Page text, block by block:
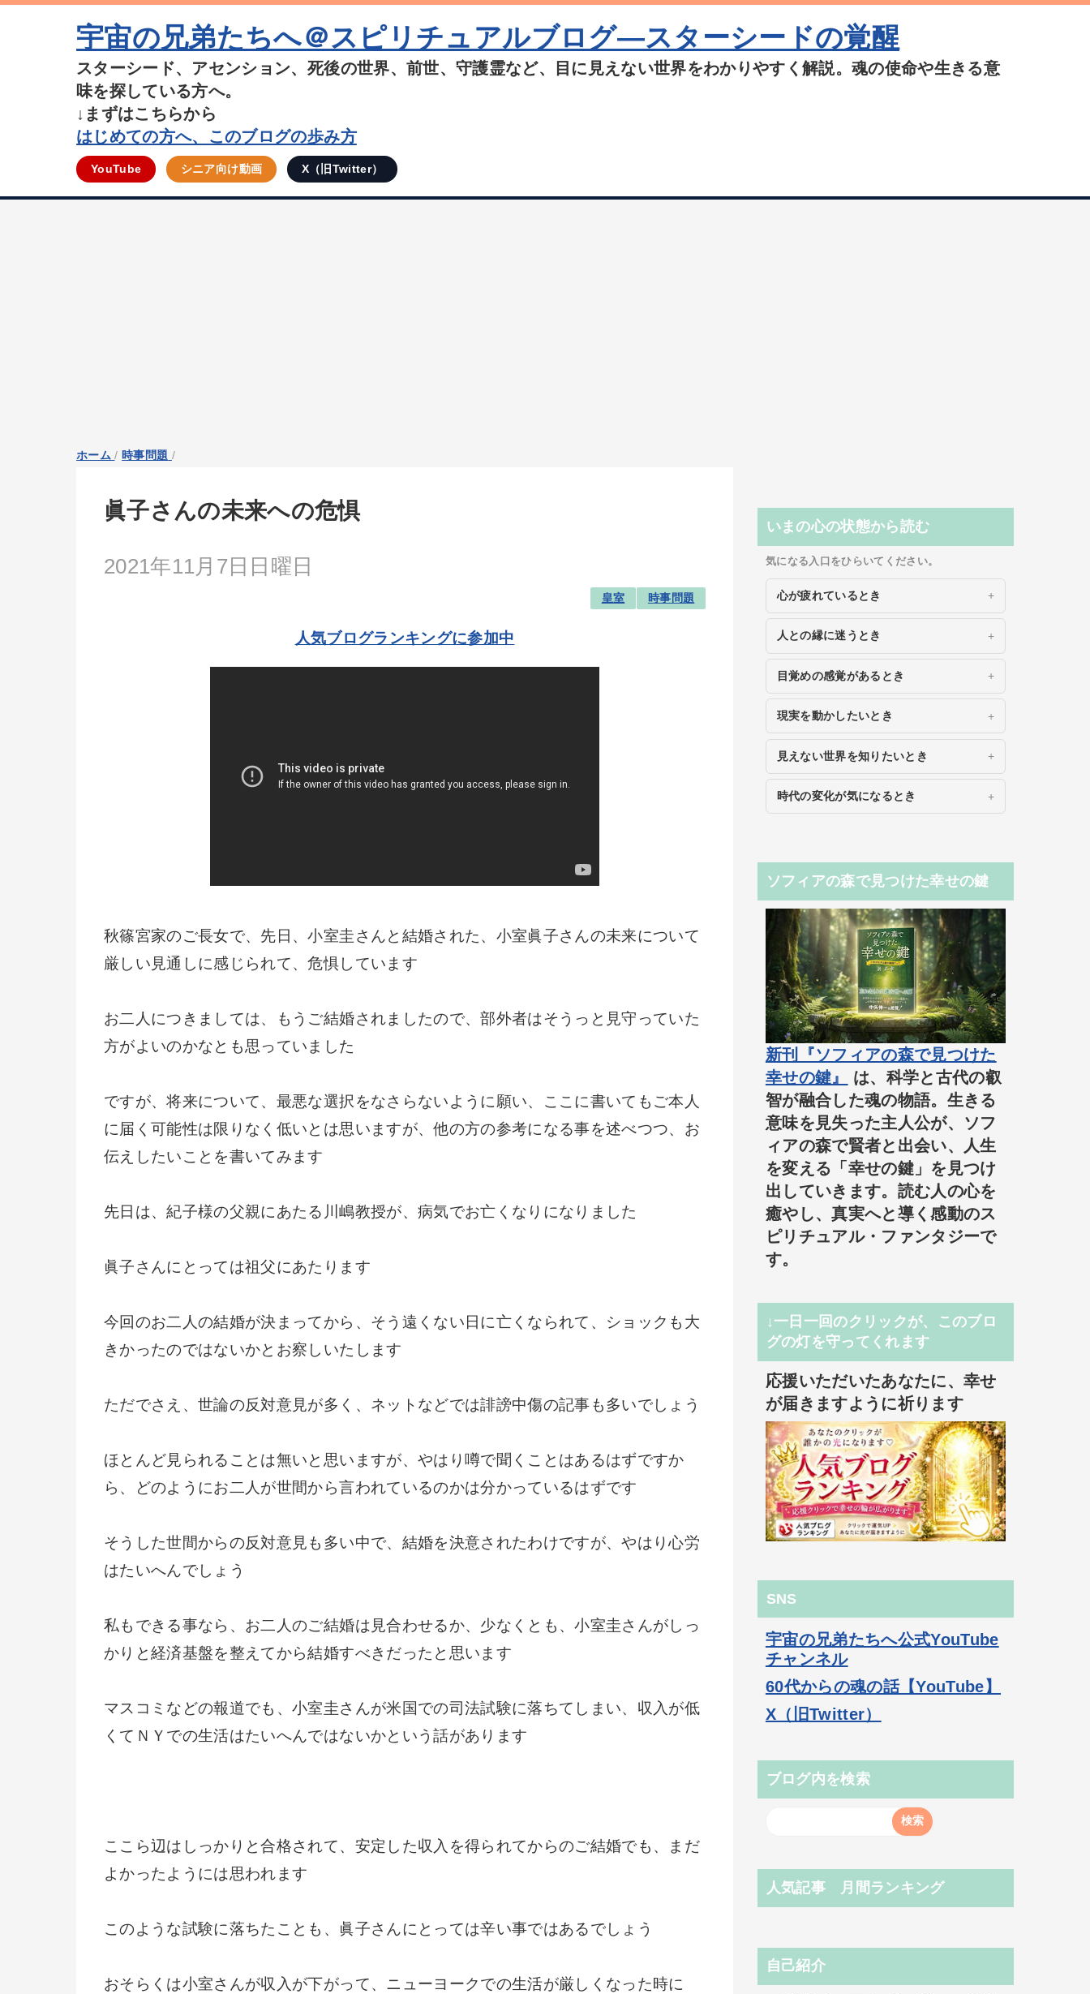
宇宙の兄弟たちへ＠スピリチュアルブログ―スターシードの覚醒
スターシード、アセンション、死後の世界、前世、守護霊など、目に見えない世界をわかりやすく解説。魂の使命や生きる意
味を探している方へ。
↓まずはこちらから
はじめての方へ、このブログの歩み方
YouTube シニア向け動画 X（旧Twitter）
ホーム / 時事問題 /
眞子さんの未来への危惧
2021年11月7日日曜日
皇室 時事問題
人気ブログランキングに参加中
秋篠宮家のご長女で、先日、小室圭さんと結婚された、小室眞子さんの未来について
厳しい見通しに感じられて、危惧しています
お二人につきましては、もうご結婚されましたので、部外者はそうっと見守っていた
方がよいのかなとも思っていました
ですが、将来について、最悪な選択をなさらないように願い、ここに書いてもご本人
に届く可能性は限りなく低いとは思いますが、他の方の参考になる事を述べつつ、お
伝えしたいことを書いてみます
先日は、紀子様の父親にあたる川嶋教授が、病気でお亡くなりになりました
眞子さんにとっては祖父にあたります
今回のお二人の結婚が決まってから、そう遠くない日に亡くなられて、ショックも大
きかったのではないかとお察しいたします
ただでさえ、世論の反対意見が多く、ネットなどでは誹謗中傷の記事も多いでしょう
ほとんど見られることは無いと思いますが、やはり噂で聞くことはあるはずですか
ら、どのようにお二人が世間から言われているのかは分かっているはずです
そうした世間からの反対意見も多い中で、結婚を決意されたわけですが、やはり心労
はたいへんでしょう
私もできる事なら、お二人のご結婚は見合わせるか、少なくとも、小室圭さんがしっ
かりと経済基盤を整えてから結婚すべきだったと思います
マスコミなどの報道でも、小室圭さんが米国での司法試験に落ちてしまい、収入が低
くてＮＹでの生活はたいへんではないかという話があります
ここら辺はしっかりと合格されて、安定した収入を得られてからのご結婚でも、まだ
よかったようには思われます
このような試験に落ちたことも、眞子さんにとっては辛い事ではあるでしょう
おそらくは小室さんが収入が下がって、ニューヨークでの生活が厳しくなった時に
いまの心の状態から読む
気になる入口をひらいてください。
心が疲れているとき
人との縁に迷うとき
目覚めの感覚があるとき
現実を動かしたいとき
見えない世界を知りたいとき
時代の変化が気になるとき
ソフィアの森で見つけた幸せの鍵
新刊『ソフィアの森で見つけた
幸せの鍵』
は、科学と古代の叡
智が融合した魂の物語。生きる
意味を見失った主人公が、ソフ
ィアの森で賢者と出会い、人生
を変える「幸せの鍵」を見つけ
出していきます。読む人の心を
癒やし、真実へと導く感動のス
ピリチュアル・ファンタジーで
す。
↓一日一回のクリックが、このブロ
グの灯を守ってくれます
応援いただいたあなたに、幸せ
が届きますように祈ります
SNS
宇宙の兄弟たちへ公式YouTube
チャンネル
60代からの魂の話【YouTube】
X（旧Twitter）
ブログ内を検索
人気記事 月間ランキング
自己紹介